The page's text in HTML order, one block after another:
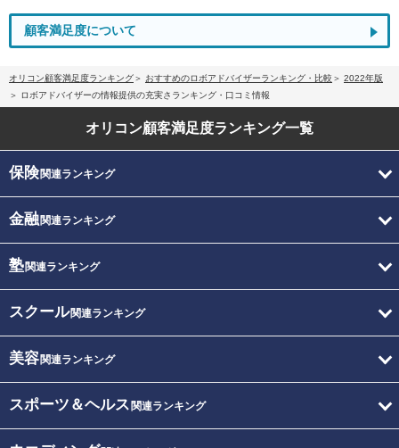
顧客満足度について
オリコン顧客満足度ランキング おすすめのロボアドバイザーランキング・比較
2022年版
ロボアドバイザーの情報提供の充実さランキング・口コミ情報
オリコン顧客満足度ランキング一覧
保険関連ランキング
金融関連ランキング
塾関連ランキング
スクール関連ランキング
美容関連ランキング
スポーツ＆ヘルス 関連ランキング